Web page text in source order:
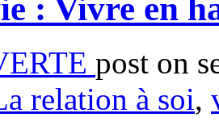
: Vivre en
post on
relation à soi,